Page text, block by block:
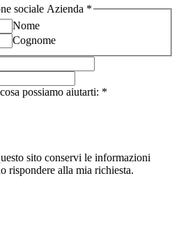
sociale Azienda *
Nome
Cognome
possiamo aiutarti: *
sito conservi le informazioni
rispondere alla mia richiesta.